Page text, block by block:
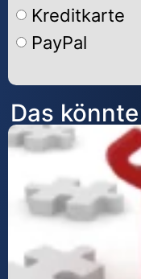
Kreditkarte
PayPal
Alternative:
Das